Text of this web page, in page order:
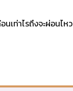
นเท่าไรถึงจะผ่อนไหว